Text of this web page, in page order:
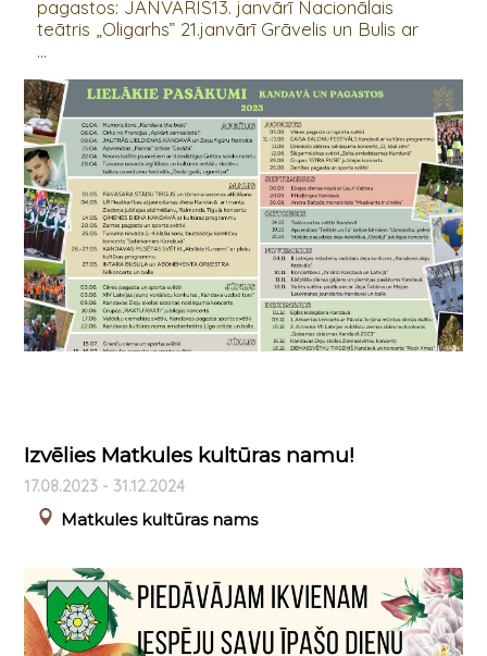
pagastos: JANVĀRIS13. janvārī Nacionālais
teātris „Oligarhs” 21.janvārī Grāvelis un Bulis ar
...
Izvēlies Matkules kultūras namu!
17.08.2023 - 31.12.2024
Matkules kultūras nams